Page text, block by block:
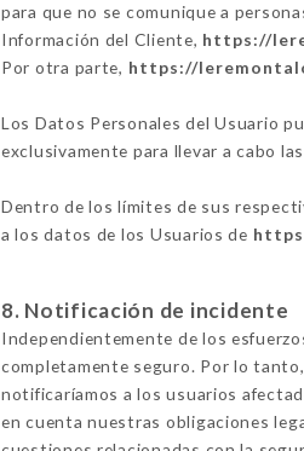
para que no se comunique a
Información del Cliente, https://
Por otra parte, https://
Los Datos Personales del Usuario
exclusivamente para llevar a cabo
Dentro de los límites de sus
a los datos de los Usuarios de
8. Notificación de incidente
Independientemente de los
completamente seguro. Por lo
notificaríamos a los usuarios
en cuenta nuestras obligaciones